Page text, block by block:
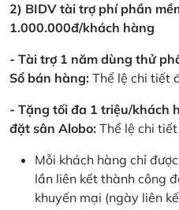
2) BIDV tài trợ phí phần
1.000.000đ/khách hàng
- Tài trợ 1 năm dùng thử
Sổ bán hàng: Thể lệ chi tiết
- Tặng tối đa 1 triệu/khách
đặt sân Alobo: Thể lệ chi
Mỗi khách hàng chỉ
lần liên kết thành công
khuyến mại (ngày liên